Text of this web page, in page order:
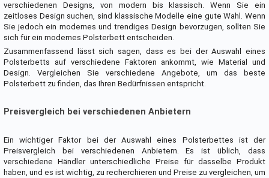
verschiedenen Designs, von modern bis klassisch. Wenn Sie ein
zeitloses Design suchen, sind klassische Modelle eine gute Wahl. Wenn
Sie jedoch ein modernes und trendiges Design bevorzugen, sollten Sie
sich für ein modernes Polsterbett entscheiden.
Zusammenfassend lässt sich sagen, dass es bei der Auswahl eines
Polsterbetts auf verschiedene Faktoren ankommt, wie Material und
Design. Vergleichen Sie verschiedene Angebote, um das beste
Polsterbett zu finden, das Ihren Bedürfnissen entspricht.
Preisvergleich bei verschiedenen Anbietern
Ein wichtiger Faktor bei der Auswahl eines Polsterbettes ist der
Preisvergleich bei verschiedenen Anbietern. Es ist üblich, dass
verschiedene Händler unterschiedliche Preise für dasselbe Produkt
haben, und es ist wichtig, zu recherchieren und Preise zu vergleichen, um